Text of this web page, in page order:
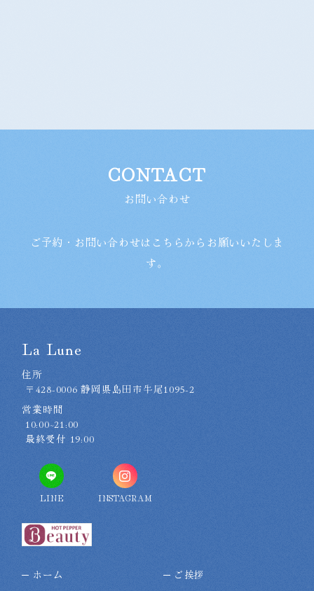
CONTACT
お問い合わせ
ご予約・お問い合わせはこちらからお願いいたしま
す。
La Lune
住所
〒428-0006 静岡県島田市牛尾1095-2
営業時間
10:00~21:00
最終受付 19:00
LINE INSTAGRAM
ホーム
ご挨拶